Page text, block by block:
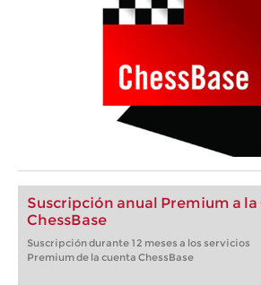
Suscripción anual Premium a la
ChessBase
Suscripción durante 12 meses a los servicios
Premium de la cuenta ChessBase